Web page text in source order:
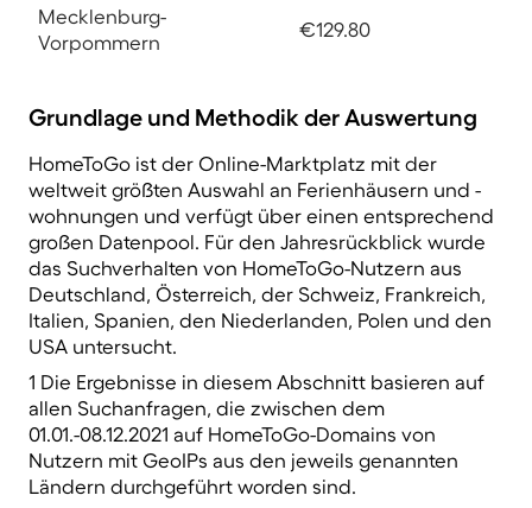
Mecklenburg-
Vorpommern
€129.80
Grundlage und Methodik der Auswertung
HomeToGo ist der Online-Marktplatz mit der
weltweit größten Auswahl an Ferienhäusern und -
wohnungen und verfügt über einen entsprechend
großen Datenpool. Für den Jahresrückblick wurde
das Suchverhalten von HomeToGo-Nutzern aus
Deutschland, Österreich, der Schweiz, Frankreich,
Italien, Spanien, den Niederlanden, Polen und den
USA untersucht.
1 Die Ergebnisse in diesem Abschnitt basieren auf
allen Suchanfragen, die zwischen dem
01.01.-08.12.2021 auf HomeToGo-Domains von
Nutzern mit GeoIPs aus den jeweils genannten
Ländern durchgeführt worden sind.